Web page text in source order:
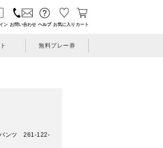
ン お問い合わせ ヘルプ お気に入り カート
無料プレー券
ンツ 261-122-